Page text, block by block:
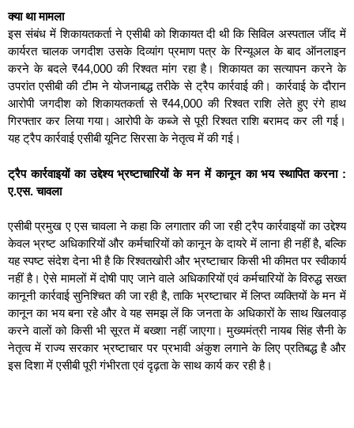
क्या था मामला
इस संबंध में शिकायतकर्ता ने एसीबी को शिकायत दी थी कि सिविल अस्पताल जींद में
कार्यरत चालक जगदीश उसके दिव्यांग प्रमाण पत्र के रिन्यूअल के बाद ऑनलाइन
करने के बदले ₹44,000 की रिश्वत मांग रहा है। शिकायत का सत्यापन करने के
उपरांत एसीबी की टीम ने योजनाबद्ध तरीके से ट्रैप कार्रवाई की। कार्रवाई के दौरान
आरोपी जगदीश को शिकायतकर्ता से ₹44,000 की रिश्वत राशि लेते हुए रंगे हाथ
गिरफ्तार कर लिया गया। आरोपी के कब्जे से पूरी रिश्वत राशि बरामद कर ली गई।
यह ट्रैप कार्रवाई एसीबी यूनिट सिरसा के नेतृत्व में की गई।
ट्रैप कार्रवाइयों का उद्देश्य भ्रष्टाचारियों के मन में कानून का भय स्थापित करना :
ए.एस. चावला
एसीबी प्रमुख ए एस चावला ने कहा कि लगातार की जा रही ट्रैप कार्रवाइयों का उद्देश्य
केवल भ्रष्ट अधिकारियों और कर्मचारियों को कानून के दायरे में लाना ही नहीं है, बल्कि
यह स्पष्ट संदेश देना भी है कि रिश्वतखोरी और भ्रष्टाचार किसी भी कीमत पर स्वीकार्य
नहीं है। ऐसे मामलों में दोषी पाए जाने वाले अधिकारियों एवं कर्मचारियों के विरुद्ध सख्त
कानूनी कार्रवाई सुनिश्चित की जा रही है, ताकि भ्रष्टाचार में लिप्त व्यक्तियों के मन में
कानून का भय बना रहे और वे यह समझ लें कि जनता के अधिकारों के साथ खिलवाड़
करने वालों को किसी भी सूरत में बख्शा नहीं जाएगा। मुख्यमंत्री नायब सिंह सैनी के
नेतृत्व में राज्य सरकार भ्रष्टाचार पर प्रभावी अंकुश लगाने के लिए प्रतिबद्ध है और
इस दिशा में एसीबी पूरी गंभीरता एवं दृढ़ता के साथ कार्य कर रही है।